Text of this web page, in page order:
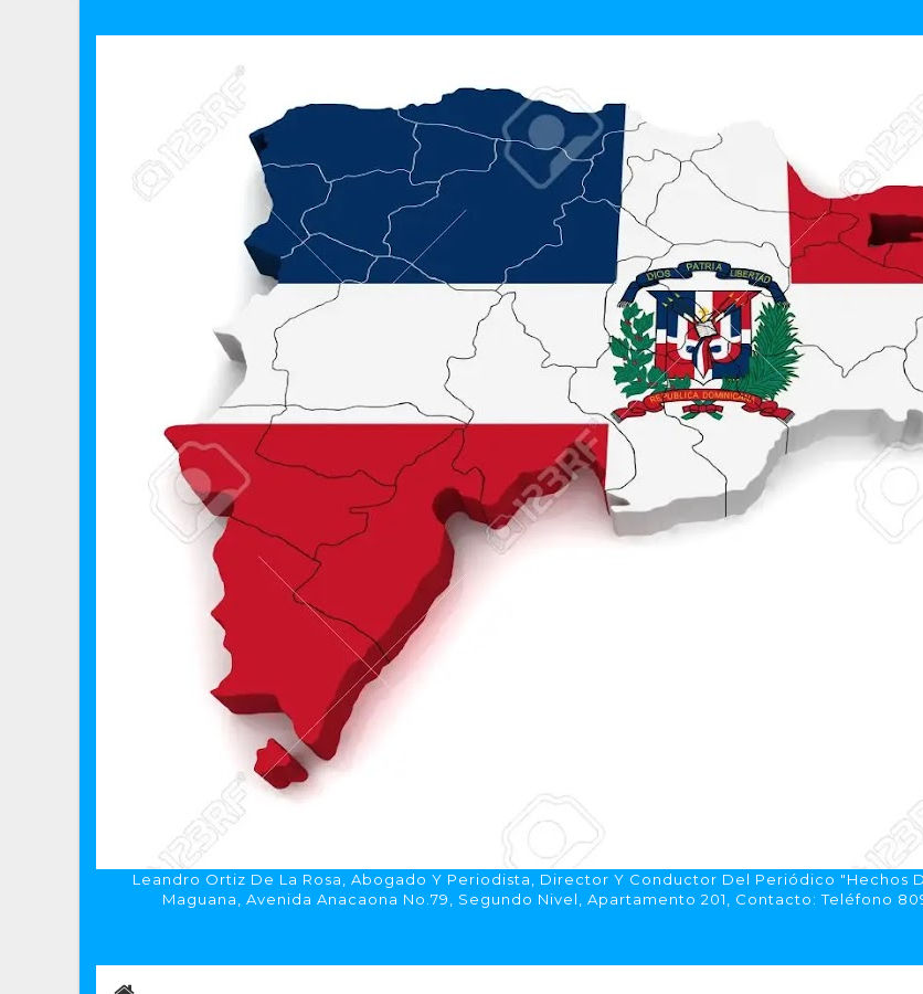
Leandro Ortiz De La Rosa, Abogado Y Periodista, Director Y Conductor Del Periódico "Hechos
Maguana, Avenida Anacaona No.79, Segundo Nivel, Apartamento 201, Contacto: Teléfono